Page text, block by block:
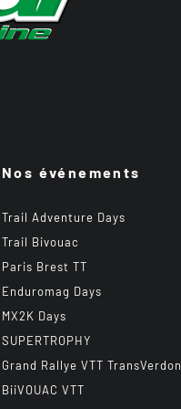
Nos événements
Trail Adventure Days
Trail Bivouac
Paris Brest TT
Enduromag Days
MX2K Days
SUPERTROPHY
Grand Rallye VTT TransVerdon
BiiVOUAC VTT